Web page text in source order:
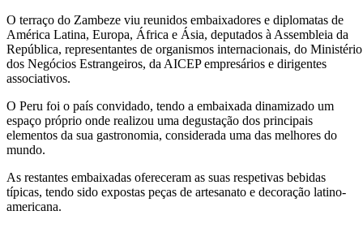
O terraço do Zambeze viu reunidos embaixadores e diplomatas de
América Latina, Europa, África e Ásia, deputados à Assembleia da
República, representantes de organismos internacionais, do Ministério
dos Negócios Estrangeiros, da AICEP empresários e dirigentes
associativos.
O Peru foi o país convidado, tendo a embaixada dinamizado um
espaço próprio onde realizou uma degustação dos principais
elementos da sua gastronomia, considerada uma das melhores do
mundo.
As restantes embaixadas ofereceram as suas respetivas bebidas
típicas, tendo sido expostas peças de artesanato e decoração latino-
americana.